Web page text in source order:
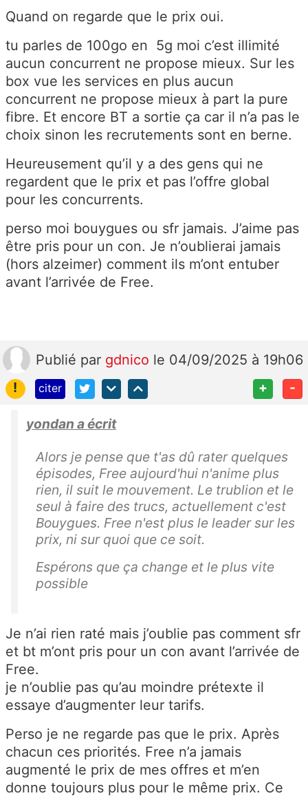
Quand on regarde que le prix oui.
tu parles de 100go en 5g moi c’est illimité
aucun concurrent ne propose mieux. Sur les
box vue les services en plus aucun
concurrent ne propose mieux à part la pure
fibre. Et encore BT a sortie ça car il n’a pas le
choix sinon les recrutements sont en berne.
Heureusement qu’il y a des gens qui ne
regardent que le prix et pas l’offre global
pour les concurrents.
perso moi bouygues ou sfr jamais. J’aime pas
être pris pour un con. Je n’oublierai jamais
(hors alzeimer) comment ils m’ont entuber
avant l’arrivée de Free.
Publié par gdnico le 04/09/2025 à 19h06
!
citer + -
yondan a écrit
Alors je pense que t'as dû rater quelques
épisodes, Free aujourd'hui n'anime plus
rien, il suit le mouvement. Le trublion et le
seul à faire des trucs, actuellement c'est
Bouygues. Free n'est plus le leader sur les
prix, ni sur quoi que ce soit.
Espérons que ça change et le plus vite
possible
Je n’ai rien raté mais j’oublie pas comment sfr
et bt m’ont pris pour un con avant l’arrivée de
Free.
je n’oublie pas qu’au moindre prétexte il
essaye d’augmenter leur tarifs.
Perso je ne regarde pas que le prix. Après
chacun ces priorités. Free n’a jamais
augmenté le prix de mes offres et m’en
donne toujours plus pour le même prix. Ce